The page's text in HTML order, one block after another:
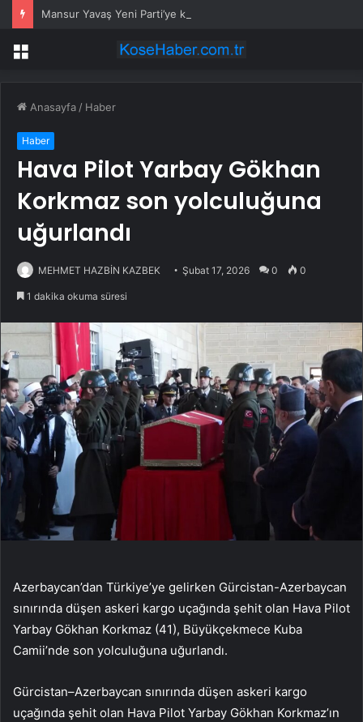
Menü
Anasayfa / Haber
Haber
Hava Pilot Yarbay Gökhan
Korkmaz son yolculuğuna
uğurlandı
MEHMET HAZBİN KAZBEK Şubat 17, 2026 0 0
1 dakika okuma süresi
Azerbaycan’dan Türkiye’ye gelirken Gürcistan-Azerbaycan
sınırında düşen askeri kargo uçağında şehit olan Hava Pilot
Yarbay Gökhan Korkmaz (41), Büyükçekmece Kuba
Camii’nde son yolculuğuna uğurlandı.
Gürcistan–Azerbaycan sınırında düşen askeri kargo
uçağında şehit olan Hava Pilot Yarbay Gökhan Korkmaz’ın